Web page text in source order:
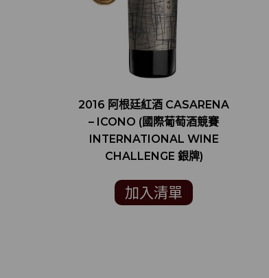
2016 阿根廷紅酒 CASARENA
– ICONO (國際葡萄酒競賽
INTERNATIONAL WINE
CHALLENGE 銀牌)
加入清單